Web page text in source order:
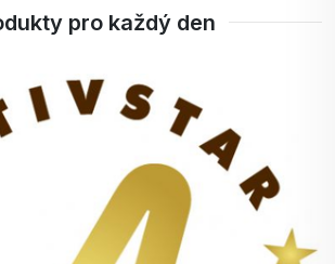
pro každý den